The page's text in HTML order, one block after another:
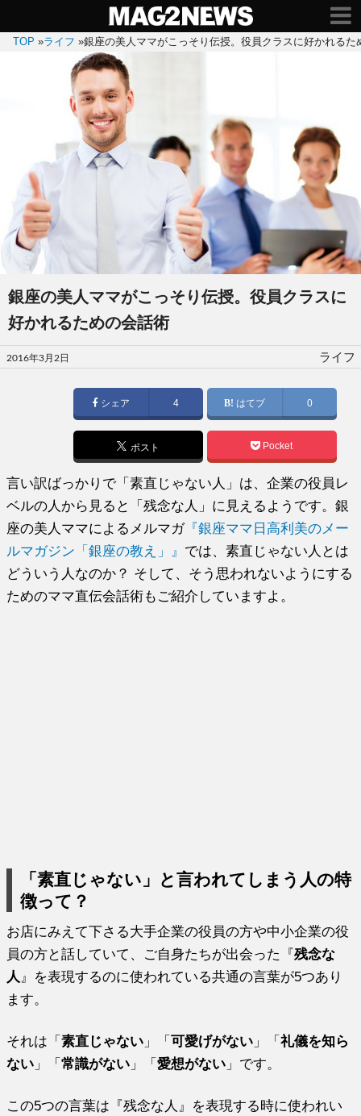
TOP »ライフ »銀座の美人ママがこっそり伝授。役員クラスに好かれるた
銀座の美人ママがこっそり伝授。役員クラスに
好かれるための会話術
投
稿
2016年3月2日 ライフ
シェア 4 はてブ 0
ポスト Pocket
言い訳ばっかりで「素直じゃない人」は、企業の役員レ
ベルの人から見ると「残念な人」に見えるようです。銀
座の美人ママによるメルマガ『銀座ママ日高利美のメー
ルマガジン「銀座の教え」』 では、素直じゃない人とは
どういう人なのか？ そして、そう思われないようにする
ためのママ直伝会話術もご紹介していますよ。
「素直じゃない」と言われてしまう人の特
徴って？
お店にみえて下さる大手企業の役員の方や中小企業の役
員の方と話していて、ご自身たちが出会った『残念な
人 』を表現するのに使われている共通の言葉が5つあり
ます。
それは「素直じゃない 」「可愛げがない 」「礼儀を知ら
ない 」「常識がない 」「愛想がない 」です。
この5つの言葉は『残念な人』を表現する時に使われい